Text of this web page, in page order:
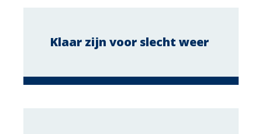
Klaar zijn voor slecht weer